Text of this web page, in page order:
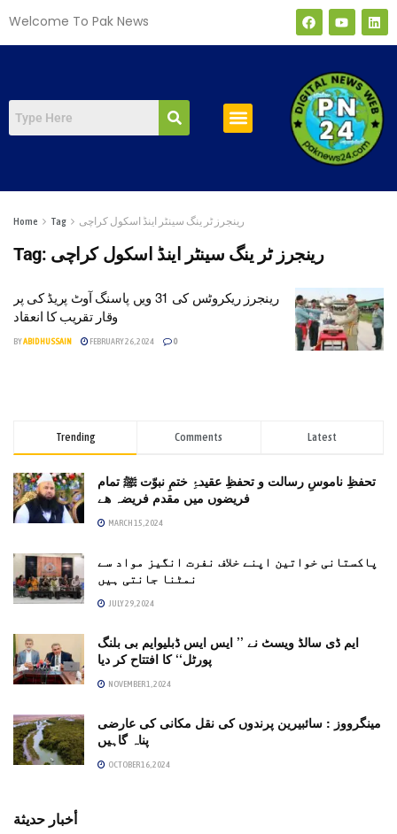
Welcome To Pak News
Home Tag رینجرز ٹر ینگ سینٹر اینڈ اسکول کراچی
Tag: رینجرز ٹر ینگ سینٹر اینڈ اسکول کراچی
رینجرز ریکروٹس کی 31 ویں پاسنگ آوٹ پریڈ کی پر
وقار تقریب کا انعقاد
BYABID HUSSAIN FEBRUARY 26, 2024 0
Trending Comments Latest
تحفظِ ناموسِ رسالت و تحفظِ عقیدۂِ ختمِ نبوّت ﷺ تمام
فریضوں میں مقدم فریضہ ھے
MARCH 15, 2024
پاکستانی خواتین اپنے خلاف نفرت انگیز مواد سے
نمٹنا جانتی ہیں
JULY 29, 2024
ایم ڈی سالڈ ویسٹ نے ’’ ایس ایس ڈبلیوایم بی بلنگ
پورٹل‘‘ کا افتتاح کر دیا
NOVEMBER 1, 2024
مینگرووز : سائبیرین پرندوں کی نقل مکانی کی عارضی
پناہ گاہیں
OCTOBER 16, 2024
أخبار حديثة